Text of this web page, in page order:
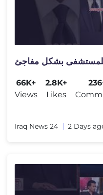
للمستشفى بشكل مفاجئ
66K+
Views
2.8K+
Likes
Iraq News 24 2 Days